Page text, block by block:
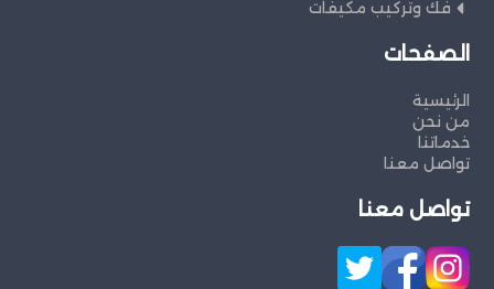
فك وتركيب مكيفات
الصفحات
الرئيسية
من نحن
خدماتنا
تواصل معنا
تواصل معنا